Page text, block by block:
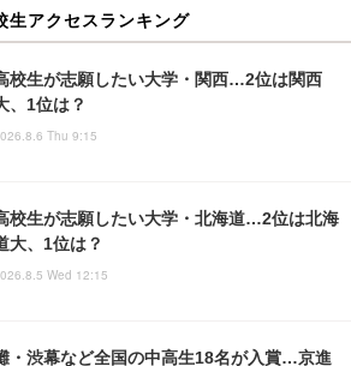
生アクセスランキング
校生が志願したい大学・関西…2位は関西
、1位は？
Thu 9:15
校生が志願したい大学・北海道…2位は北海
大、1位は？
Wed 12:15
・渋幕など全国の中高生18名が入賞…京進